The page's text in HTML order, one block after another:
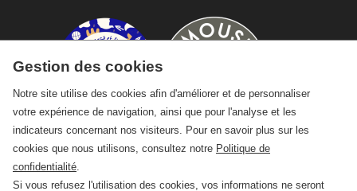
Gestion des cookies
Notre site utilise des cookies afin d'améliorer et de personnaliser
votre expérience de navigation, ainsi que pour l'analyse et les
indicateurs concernant nos visiteurs. Pour en savoir plus sur les
cookies que nous utilisons, consultez notre Politique de
confidentialité
Si vous refusez l'utilisation des cookies, vos informations ne seront